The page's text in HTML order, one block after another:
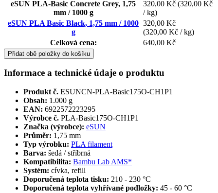
eSUN PLA-Basic Concrete Grey, 1,75
mm / 1000 g
320,00 Kč (320,00 Kč
/ kg)
eSUN PLA Basic Black, 1,75 mm / 1000
g
320,00 Kč
(320,00 Kč / kg)
Celková cena:
640,00 Kč
Přidat obě položky do košíku
Informace a technické údaje o produktu
Produkt č. ESUNCN-PLA-Basic175O-CH1P1
Obsah: 1.000 g
EAN: 6922572223295
Výrobce č. PLA-Basic175O-CH1P1
Značka (výrobce): eSUN
Průměr: 1,75 mm
Typ výrobku: PLA filament
Barva: šedá / stříbrná
Kompatibilita: Bambu Lab AMS*
Systém: cívka, refill
Doporučená teplota tisku: 210 - 230 °C
Doporučená teplota vyhřívané podložky: 45 - 60 °C